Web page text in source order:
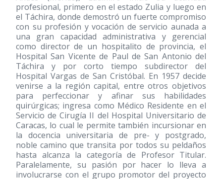
profesional, primero en el estado Zulia y luego en
el Táchira, donde demostró un fuerte compromiso
con su profesión y vocación de servicio aunada a
una gran capacidad administrativa y gerencial
como director de un hospitalito de provincia, el
Hospital San Vicente de Paul de San Antonio del
Táchira y por corto tiempo subdirector del
Hospital Vargas de San Cristóbal. En 1957 decide
venirse a la región capital, entre otros objetivos
para perfeccionar y afinar sus habilidades
quirúrgicas; ingresa como Médico Residente en el
Servicio de Cirugía II del Hospital Universitario de
Caracas, lo cual le permite también incursionar en
la docencia universitaria de pre- y postgrado,
noble camino que transita por todos su peldaños
hasta alcanza la categoría de Profesor Titular.
Paralelamente, su pasión por hacer lo lleva a
involucrarse con el grupo promotor del proyecto